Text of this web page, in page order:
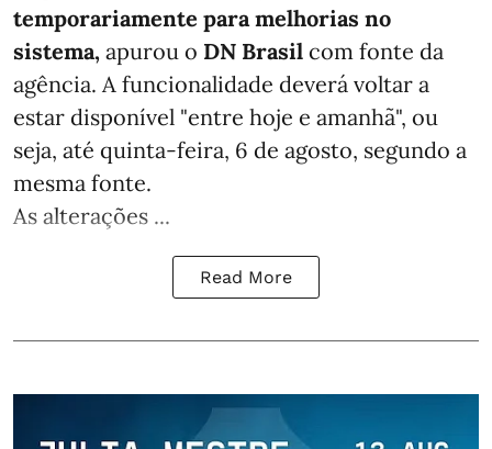
temporariamente para melhorias no
sistema, apurou o DN Brasil com fonte da
agência. A funcionalidade deverá voltar a
estar disponível "entre hoje e amanhã", ou
seja, até quinta-feira, 6 de agosto, segundo a
mesma fonte.
As alterações ...
Read More